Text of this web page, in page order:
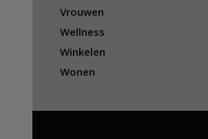
Vrouwen
Wellness
Winkelen
Wonen